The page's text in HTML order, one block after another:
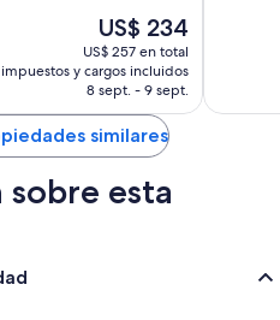
El
precio
actual
es
de
US$ 234
US$ 234
US$ 257 en total
impuestos y cargos incluidos
8 sept. - 9 sept.
similares
esta